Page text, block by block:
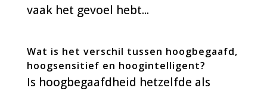
vaak het gevoel hebt...
Wat is het verschil tussen hoogbegaafd,
hoogsensitief en hoogintelligent?
Is hoogbegaafdheid hetzelfde als